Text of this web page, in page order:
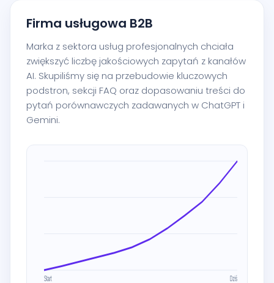
Firma usługowa B2B
Marka z sektora usług profesjonalnych chciała
zwiększyć liczbę jakościowych zapytań z kanałów
AI. Skupiliśmy się na przebudowie kluczowych
podstron, sekcji FAQ oraz dopasowaniu treści do
pytań porównawczych zadawanych w ChatGPT i
Gemini.